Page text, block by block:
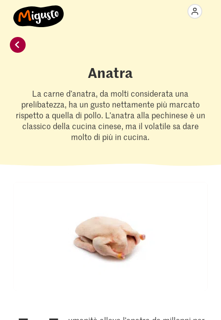
Anatra
La carne d’anatra, da molti considerata una
prelibatezza, ha un gusto nettamente più marcato
rispetto a quella di pollo. L’anatra alla pechinese è un
classico della cucina cinese, ma il volatile sa dare
molto di più in cucina.